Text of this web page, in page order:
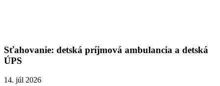
Sťahovanie: detská príjmová ambulancia a detská
ÚPS
14. júl 2026